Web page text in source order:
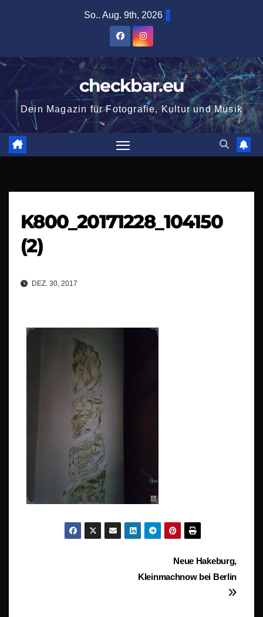
So.. Aug. 9th, 2026
checkbar.eu
Dein Magazin für Fotografie, Kultur und Musik
K800_20171228_104150
(2)
DEZ. 30, 2017
BeitragsnavigationNeue Hakeburg,
Kleinmachnow bei Berlin